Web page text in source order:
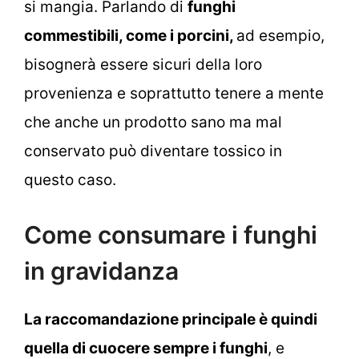
si mangia. Parlando di funghi
commestibili, come i porcini, ad esempio,
bisognerà essere sicuri della loro
provenienza e soprattutto tenere a mente
che anche un prodotto sano ma mal
conservato può diventare tossico in
questo caso.
Come consumare i funghi
in gravidanza
La raccomandazione principale è quindi
quella di cuocere sempre i funghi, e